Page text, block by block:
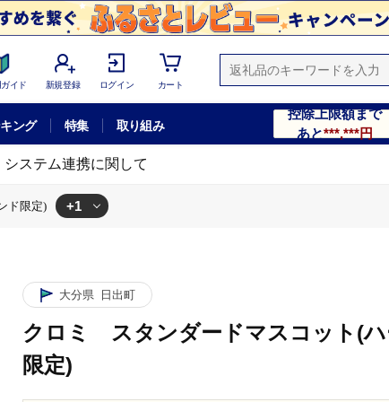
イド 新規登録 ログイン カート
ング 特集 取り組み
控除上限額まで
あと***,***円
システム連携に関して
ド限定) +1
大分県 日出町
クロミ スタンダードマスコット(ハ
限定)